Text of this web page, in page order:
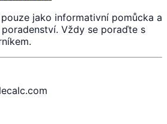
jako informativní pomůcka a
Vždy se poraďte s